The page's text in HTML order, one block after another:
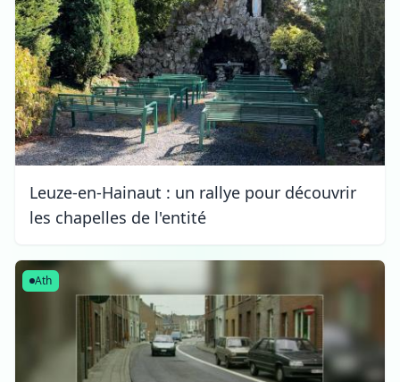
Leuze-en-Hainaut : un rallye pour découvrir
les chapelles de l'entité
Ath